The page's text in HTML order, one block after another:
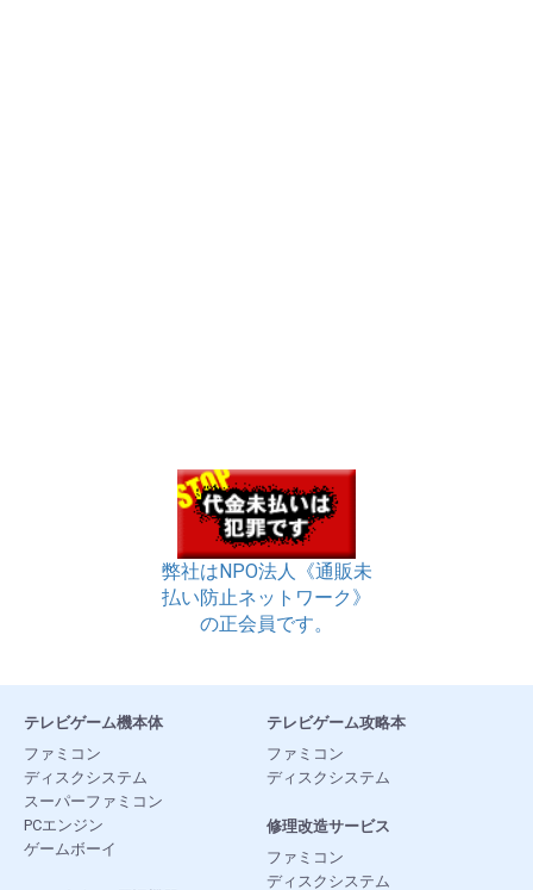
弊社はNPO法人《通販未
払い防止ネットワーク》
の正会員です。
テレビゲーム機本体
ファミコン
ディスクシステム
スーパーファミコン
PCエンジン
ゲームボーイ
テレビゲーム攻略本
ファミコン
ディスクシステム
修理改造サービス
ファミコン
ディスクシステム